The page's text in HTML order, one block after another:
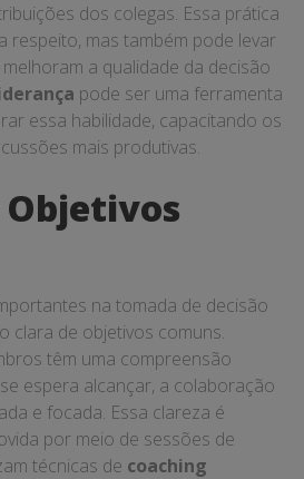
dos colegas. Essa prática
respeito, mas também pode levar
a qualidade da decisão
pode ser uma ferramenta
essa habilidade, capacitando os
mais produtivas.
na tomada de decisão
clara de objetivos comuns.
têm uma compreensão
espera alcançar, a colaboração
e focada. Essa clareza é
por meio de sessões de
técnicas de coaching